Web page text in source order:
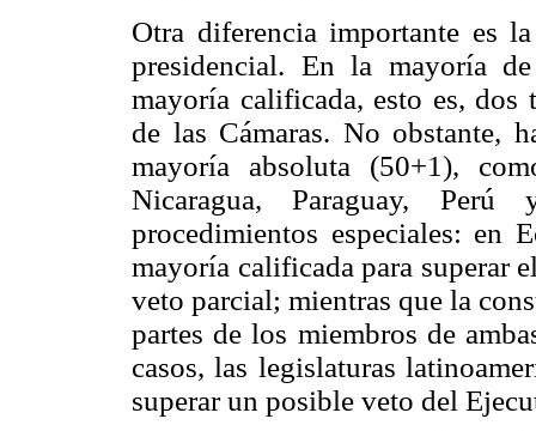
Otra diferencia importante es
presidencial. En la mayoría
mayoría calificada, esto es, dos
de las Cámaras. No obstante,
mayoría absoluta (50+1),
Nicaragua, Paraguay, Perú
procedimientos especiales: en
mayoría calificada para superar
veto parcial; mientras que la
partes de los miembros de
casos, las legislaturas
superar un posible veto del